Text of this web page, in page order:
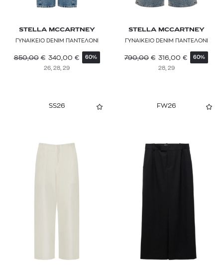
STELLA MCCARTNEY
ΓΥΝΑΙΚΕΙΟ DENIM ΠΑΝΤΕΛΟΝΙ
850,00 € 340,00 € 60%
26, 28, 29
STELLA MCCARTNEY
ΓΥΝΑΙΚΕΙΟ DENIM ΠΑΝΤΕΛΟΝΙ
790,00 € 316,00 € 60%
28, 29
SS26 FW26